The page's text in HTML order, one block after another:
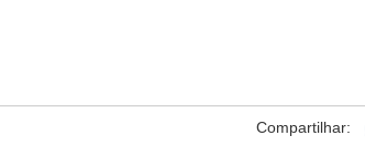
Compartilhar: